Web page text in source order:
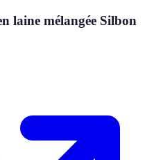
laine mélangée Silbon